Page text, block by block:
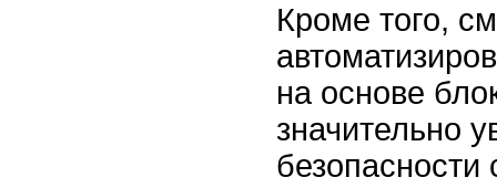
Кроме того,
на основе
значительно
безопасности